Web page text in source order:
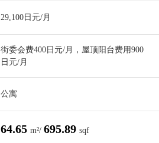
29,100日元/月
街委会费400日元/月，屋顶阳台费用900
日元/月
公寓
64.65 m²/ 695.89 sqf